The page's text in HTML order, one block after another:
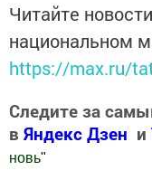
Читайте
национальном
https://max.ru/
Следите за
в Яндекс Дзен и
новь"